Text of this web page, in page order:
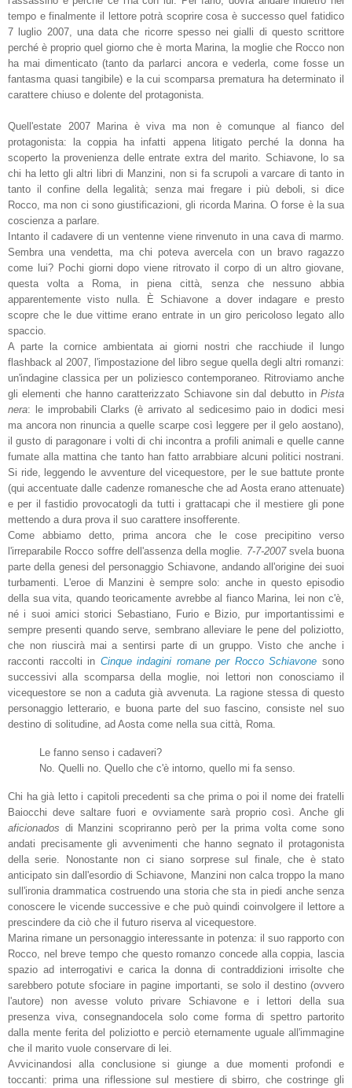
tempo e finalmente il lettore potrà scoprire cosa è successo quel fatidico
7 luglio 2007, una data che ricorre spesso nei gialli di questo scrittore
perché è proprio quel giorno che è morta Marina, la moglie che Rocco non
ha mai dimenticato (tanto da parlarci ancora e vederla, come fosse un
fantasma quasi tangibile) e la cui scomparsa prematura ha determinato il
carattere chiuso e dolente del protagonista.
Quell'estate 2007 Marina è viva ma non è comunque al fianco del
protagonista: la coppia ha infatti appena litigato perché la donna ha
scoperto la provenienza delle entrate extra del marito. Schiavone, lo sa
chi ha letto gli altri libri di Manzini, non si fa scrupoli a varcare di tanto in
tanto il confine della legalità; senza mai fregare i più deboli, si dice
Rocco, ma non ci sono giustificazioni, gli ricorda Marina. O forse è la sua
coscienza a parlare.
Intanto il cadavere di un ventenne viene rinvenuto in una cava di marmo.
Sembra una vendetta, ma chi poteva avercela con un bravo ragazzo
come lui? Pochi giorni dopo viene ritrovato il corpo di un altro giovane,
questa volta a Roma, in piena città, senza che nessuno abbia
apparentemente visto nulla. È Schiavone a dover indagare e presto
scopre che le due vittime erano entrate in un giro pericoloso legato allo
spaccio.
A parte la cornice ambientata ai giorni nostri che racchiude il lungo
flashback al 2007, l'impostazione del libro segue quella degli altri romanzi:
un'indagine classica per un poliziesco contemporaneo. Ritroviamo anche
gli elementi che hanno caratterizzato Schiavone sin dal debutto in Pista
nera: le improbabili Clarks (è arrivato al sedicesimo paio in dodici mesi
ma ancora non rinuncia a quelle scarpe così leggere per il gelo aostano),
il gusto di paragonare i volti di chi incontra a profili animali e quelle canne
fumate alla mattina che tanto han fatto arrabbiare alcuni politici nostrani.
Si ride, leggendo le avventure del vicequestore, per le sue battute pronte
(qui accentuate dalle cadenze romanesche che ad Aosta erano attenuate)
e per il fastidio provocatogli da tutti i grattacapi che il mestiere gli pone
mettendo a dura prova il suo carattere insofferente.
Come abbiamo detto, prima ancora che le cose precipitino verso
l'irreparabile Rocco soffre dell'assenza della moglie. 7-7-2007svela buona
parte della genesi del personaggio Schiavone, andando all'origine dei suoi
turbamenti. L'eroe di Manzini è sempre solo: anche in questo episodio
della sua vita, quando teoricamente avrebbe al fianco Marina, lei non c'è,
né i suoi amici storici Sebastiano, Furio e Bizio, pur importantissimi e
sempre presenti quando serve, sembrano alleviare le pene del poliziotto,
che non riuscirà mai a sentirsi parte di un gruppo. Visto che anche i
racconti raccolti in Cinque indagini romane per Rocco Schiavone sono
successivi alla scomparsa della moglie, noi lettori non conosciamo il
vicequestore se non a caduta già avvenuta. La ragione stessa di questo
personaggio letterario, e buona parte del suo fascino, consiste nel suo
destino di solitudine, ad Aosta come nella sua città, Roma.
Le fanno senso i cadaveri?
No. Quelli no. Quello che c'è intorno, quello mi fa senso.
Chi ha già letto i capitoli precedenti sa che prima o poi il nome dei fratelli
Baiocchi deve saltare fuori e ovviamente sarà proprio così. Anche gli
aficionados di Manzini scopriranno però per la prima volta come sono
andati precisamente gli avvenimenti che hanno segnato il protagonista
della serie. Nonostante non ci siano sorprese sul finale, che è stato
anticipato sin dall'esordio di Schiavone, Manzini non calca troppo la mano
sull'ironia drammatica costruendo una storia che sta in piedi anche senza
conoscere le vicende successive e che può quindi coinvolgere il lettore a
prescindere da ciò che il futuro riserva al vicequestore.
Marina rimane un personaggio interessante in potenza: il suo rapporto con
Rocco, nel breve tempo che questo romanzo concede alla coppia, lascia
spazio ad interrogativi e carica la donna di contraddizioni irrisolte che
sarebbero potute sfociare in pagine importanti, se solo il destino (ovvero
l'autore) non avesse voluto privare Schiavone e i lettori della sua
presenza viva, consegnandocela solo come forma di spettro partorito
dalla mente ferita del poliziotto e perciò eternamente uguale all'immagine
che il marito vuole conservare di lei.
Avvicinandosi alla conclusione si giunge a due momenti profondi e
toccanti: prima una riflessione sul mestiere di sbirro, che costringe gli